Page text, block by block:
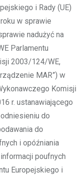
i Rady (UE)
w sprawie
nadużyć na
Parlamentu
2003/124/WE,
MAR”) w
Komisji
r. ustanawiającego
do
do
i opóźniania
poufnych
Europejskiego i